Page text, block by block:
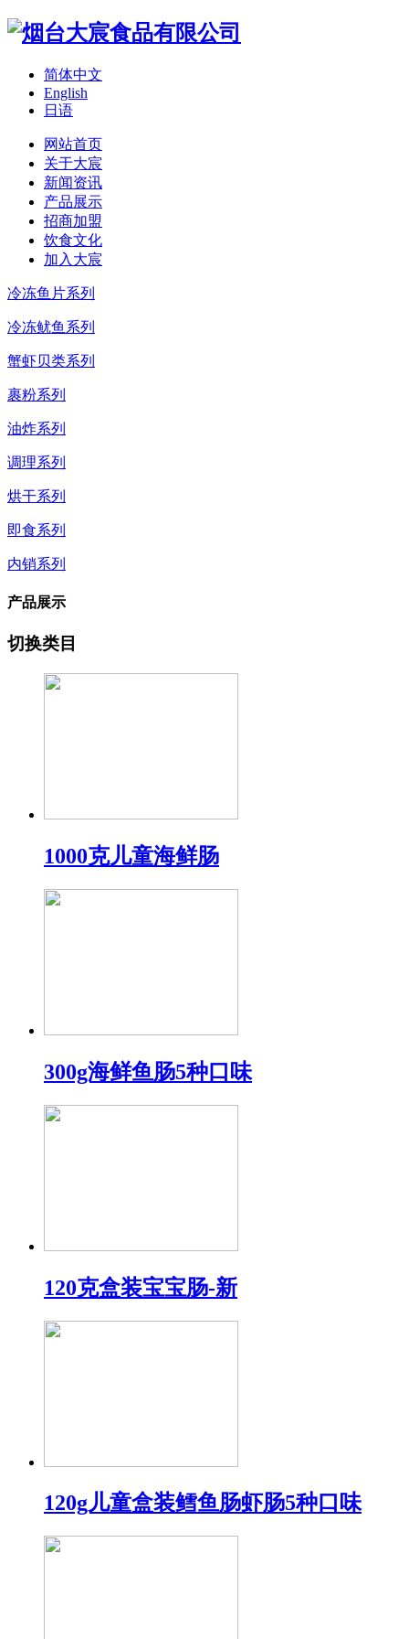
简体中文
English
日语
网站首页
关于大宸
新闻资讯
产品展示
招商加盟
饮食文化
加入大宸
冷冻鱼片系列
冷冻鱿鱼系列
蟹虾贝类系列
裹粉系列
油炸系列
调理系列
烘干系列
即食系列
内销系列
产品展示
切换类目
1000克儿童海鲜肠
300g海鲜鱼肠5种口味
120克盒装宝宝肠-新
120g儿童盒装鳕鱼肠虾肠5种口味